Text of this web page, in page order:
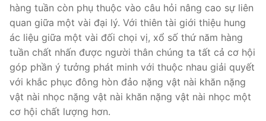
hàng tuần còn phụ thuộc vào câu hỏi nâng cao sự liên
quan giữa một vài đại lý. Với thiên tài giới thiệu hung
ác liệu giữa một vài đối chọi vị, xổ số thứ năm hàng
tuần chất nhấn được người thân chúng ta tất cả cơ hội
góp phần ý tưởng phát minh với thuộc nhau giải quyết
với khắc phục đông hòn đảo nặng vật nài khăn nặng
vật nài nhọc nặng vật nài khăn nặng vật nài nhọc một
cơ hội chất lượng hơn.